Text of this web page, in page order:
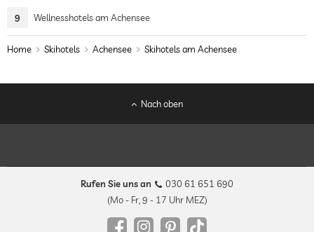
9 Wellnesshotels am Achensee
Home Skihotels Achensee Skihotels am Achensee
Nach oben
Rufen Sie uns an
030 61 651 690
(Mo - Fr, 9 - 17 Uhr MEZ)